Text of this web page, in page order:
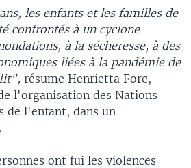
les enfants et les familles de
confrontés à un cyclone
à la sécheresse, à des
liées à la pandémie de
résume Henrietta Fore,
l'organisation des Nations
de l'enfant, dans un
ont fui les violences